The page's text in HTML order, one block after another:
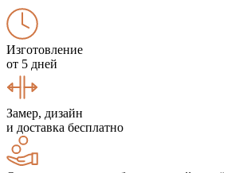
Изготовление
от 5 дней
Замер, дизайн
и доставка бесплатно